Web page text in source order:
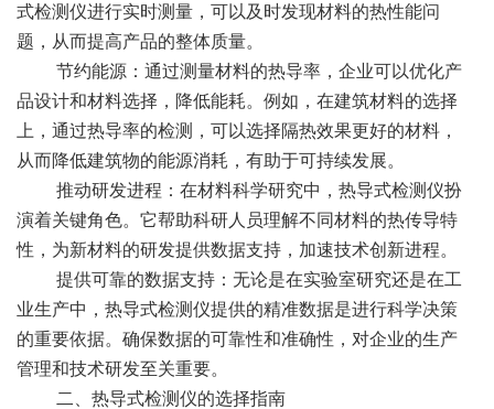
式检测仪进行实时测量，可以及时发现材料的热性能问
题，从而提高产品的整体质量。
节约能源：通过测量材料的热导率，企业可以优化产
品设计和材料选择，降低能耗。例如，在建筑材料的选择
上，通过热导率的检测，可以选择隔热效果更好的材料，
从而降低建筑物的能源消耗，有助于可持续发展。
推动研发进程：在材料科学研究中，热导式检测仪扮
演着关键角色。它帮助科研人员理解不同材料的热传导特
性，为新材料的研发提供数据支持，加速技术创新进程。
提供可靠的数据支持：无论是在实验室研究还是在工
业生产中，热导式检测仪提供的精准数据是进行科学决策
的重要依据。确保数据的可靠性和准确性，对企业的生产
管理和技术研发至关重要。
二、热导式检测仪的选择指南